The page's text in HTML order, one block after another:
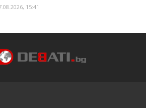
15:41